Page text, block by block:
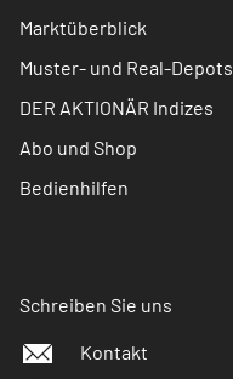
Marktüberblick
Muster- und Real-Depots
DER AKTIONÄR Indizes
Abo und Shop
Bedienhilfen
Schreiben Sie uns
Kontakt